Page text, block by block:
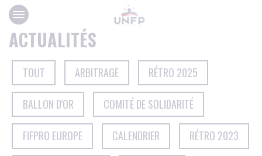
Panneau de gestion des cookies
ACTUALITÉS
TOUT ARBITRAGE RÉTRO 2025
BALLON D'OR COMITÉ DE SOLIDARITÉ
FIFPRO EUROPE CALENDRIER RÉTRO 2023